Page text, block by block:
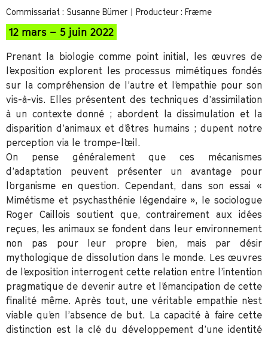
Commissariat : Susanne Bürner | Producteur : Fræme
12 mars – 5 juin 2022
Prenant la biologie comme point initial, les œuvres de
l’exposition explorent les processus mimétiques fondés
sur la compréhension de l’autre et l’empathie pour son
vis-à-vis. Elles présentent des techniques d’assimilation
à un contexte donné ; abordent la dissimulation et la
disparition d’animaux et d’êtres humains ; dupent notre
perception via le trompe-l’œil.
On pense généralement que ces mécanismes
d’adaptation peuvent présenter un avantage pour
l’organisme en question. Cependant, dans son essai «
Mimétisme et psychasthénie légendaire », le sociologue
Roger Caillois soutient que, contrairement aux idées
reçues, les animaux se fondent dans leur environnement
non pas pour leur propre bien, mais par désir
mythologique de dissolution dans le monde. Les œuvres
de l’exposition interrogent cette relation entre l’intention
pragmatique de devenir autre et l’émancipation de cette
finalité même. Après tout, une véritable empathie n’est
viable qu’en l’absence de but. La capacité à faire cette
distinction est la clé du développement d’une identité